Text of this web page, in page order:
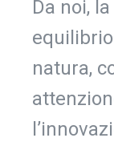
Da noi,
natura,